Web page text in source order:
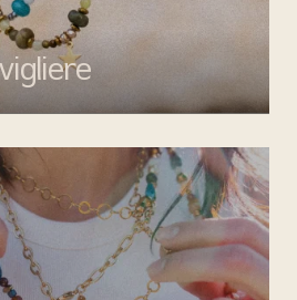
e cavigliere di Mata gioielli: